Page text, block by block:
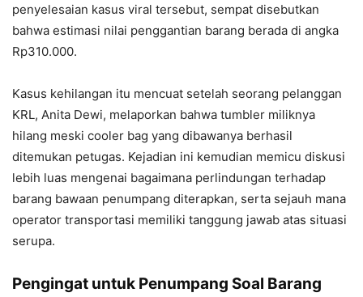
penyelesaian kasus viral tersebut, sempat disebutkan
bahwa estimasi nilai penggantian barang berada di angka
Rp310.000.
Kasus kehilangan itu mencuat setelah seorang pelanggan
KRL, Anita Dewi, melaporkan bahwa tumbler miliknya
hilang meski cooler bag yang dibawanya berhasil
ditemukan petugas. Kejadian ini kemudian memicu diskusi
lebih luas mengenai bagaimana perlindungan terhadap
barang bawaan penumpang diterapkan, serta sejauh mana
operator transportasi memiliki tanggung jawab atas situasi
serupa.
Pengingat untuk Penumpang Soal Barang